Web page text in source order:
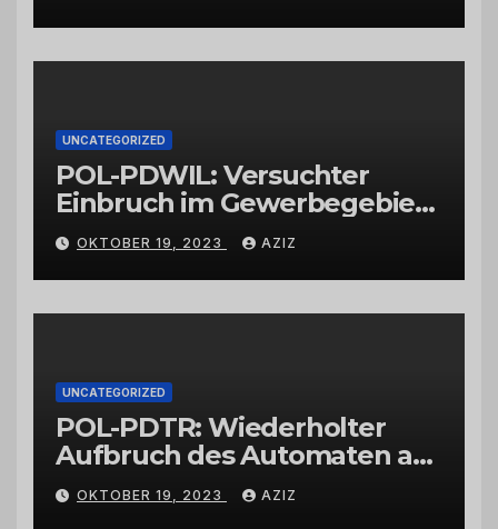
UNCATEGORIZED
POL-PDWIL: Versuchter
Einbruch im Gewerbegebiet
Wittlich
OKTOBER 19, 2023 AZIZ
UNCATEGORIZED
POL-PDTR: Wiederholter
Aufbruch des Automaten am
Wohnmobilstellplatz in
Hermeskeil am Labachweg
OKTOBER 19, 2023 AZIZ